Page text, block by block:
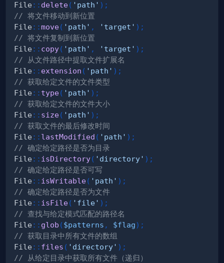
File :: delete( 'path' ) ;
// 将文件移动到新位置
File ::move( 'path' , 'target' ) ;
// 将文件复制到新位置
File :: copy( 'path' , 'target' ) ;
// 从文件路径中提取文件扩展名
File :: extension ( 'path' ) ;
// 获取给定文件的文件类型
File :: type( 'path' ) ;
// 获取给定文件的文件大小
File :: size( 'path' ) ;
// 获取文件的最后修改时间
File :: lastModified ( 'path' ) ;
// 确定给定路径是否为目录
File :: isDirectory( 'directory' ) ;
// 确定给定路径是否可写
File :: isWritable( 'path' ) ;
// 确定给定路径是否为文件
File :: isFile( 'file' ) ;
// 查找与给定模式匹配的路径名
File :: glob ($patterns , $flag) ;
// 获取目录中所有文件的数组
File :: files ( 'directory' ) ;
// 从给定目录中获取所有文件（递归）